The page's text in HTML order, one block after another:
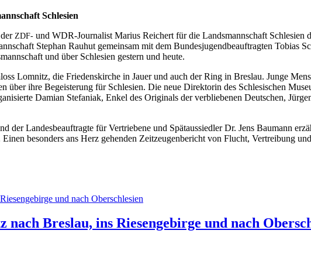
Schlesien
ZDF- und WDR-Jour­na­list Mari­us Rei­chert für die Lands­mann­schaft
Ste­phan Rau­hut gemein­sam mit dem Bun­des­ju­gend­be­auf­trag­ten Tobi­as
und über Schle­si­en ges­tern und heute.
Lom­nitz, die Frie­dens­kir­che in Jau­er und auch der Ring in Bres­lau. Jun­ge
über ihre Begeis­te­rung für Schle­si­en. Die neue Direk­to­rin des Schle­si­schen
Dami­an Ste­fa­ni­ak, Enkel des Ori­gi­nals der ver­blie­be­nen Deut­schen,
der Lan­des­be­auf­trag­te für Ver­trie­be­ne und Spät­aus­sied­ler Dr. Jens Bau­mann
beson­ders ans Herz gehen­den Zeit­zeu­gen­be­richt von Flucht, Ver­trei­bung
Breslau, ins Riesengebirge und nach